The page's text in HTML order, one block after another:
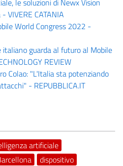
VIVERE CATANIA
World Congress 2022 -
guarda al futuro al Mobile
REVIEW
Colao: "L'Italia sta potenziando
- REPUBBLICA.IT
artificiale
dispositivo